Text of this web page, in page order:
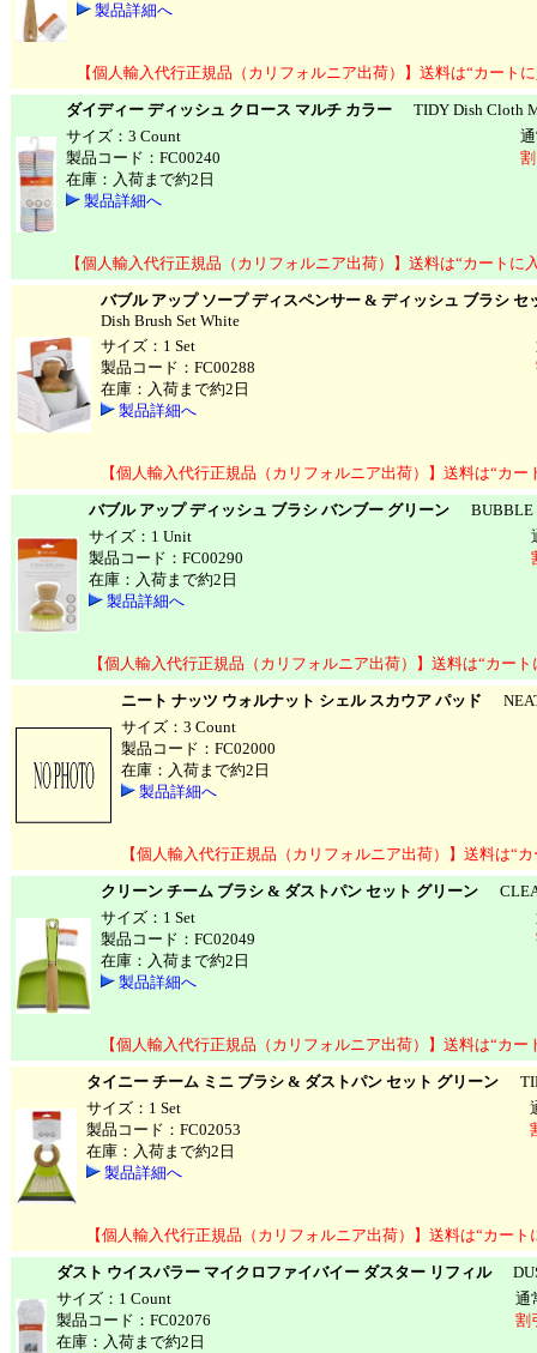
製品詳細へ
【個人輸入代行正規品（カリフォルニア出荷）】送料は“カート
ダイディー ディッシュ クロース マルチ カラー TIDY Dish Cloth
サイズ：3 Count
製品コード：FC00240
在庫：入荷まで約2日
製品詳細へ
【個人輸入代行正規品（カリフォルニア出荷）】送料は“カートに
バブル アップ ソープ ディスペンサー & ディッシュ ブラシ セ
Dish Brush Set White
サイズ：1 Set
製品コード：FC00288
在庫：入荷まで約2日
製品詳細へ
【個人輸入代行正規品（カリフォルニア出荷）】送料は“カ
バブル アップ ディッシュ ブラシ バンブー グリーン BUBBLE
サイズ：1 Unit
製品コード：FC00290
在庫：入荷まで約2日
製品詳細へ
【個人輸入代行正規品（カリフォルニア出荷）】送料は“カー
ニート ナッツ ウォルナット シェル スカウア パッド NEAT
サイズ：3 Count
製品コード：FC02000
在庫：入荷まで約2日
製品詳細へ
【個人輸入代行正規品（カリフォルニア出荷）】送料は“
クリーン チーム ブラシ & ダストパン セット グリーン
サイズ：1 Set
製品コード：FC02049
在庫：入荷まで約2日
製品詳細へ
【個人輸入代行正規品（カリフォルニア出荷）】送料は“カ
タイニー チーム ミニ ブラシ & ダストパン セット グリーン
サイズ：1 Set
製品コード：FC02053
在庫：入荷まで約2日
製品詳細へ
【個人輸入代行正規品（カリフォルニア出荷）】送料は“カー
ダスト ウイスパラー マイクロファイバイー ダスター リフィル
サイズ：1 Count
製品コード：FC02076
在庫：入荷まで約2日
通
割